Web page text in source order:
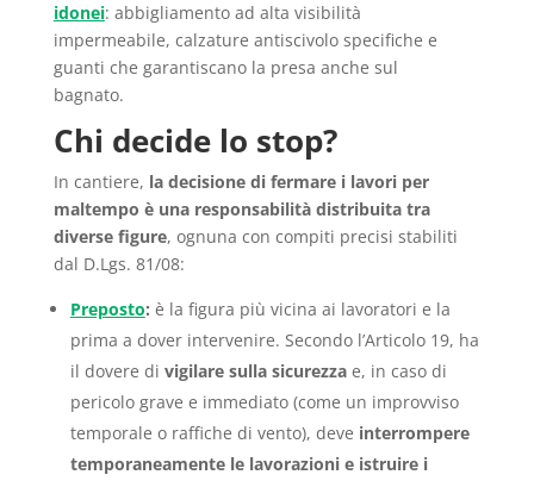
idonei: abbigliamento ad alta visibilità
impermeabile, calzature antiscivolo specifiche e
guanti che garantiscano la presa anche sul
bagnato.
Chi decide lo stop?
In cantiere, la decisione di fermare i lavori per
maltempo è una responsabilità distribuita tra
diverse figure, ognuna con compiti precisi stabiliti
dal D.Lgs. 81/08:
Preposto: è la figura più vicina ai lavoratori e la
prima a dover intervenire. Secondo l’Articolo 19, ha
il dovere di vigilare sulla sicurezzae, in caso di
pericolo grave e immediato (come un improvviso
temporale o raffiche di vento), deve interrompere
temporaneamente le lavorazioni e istruire i